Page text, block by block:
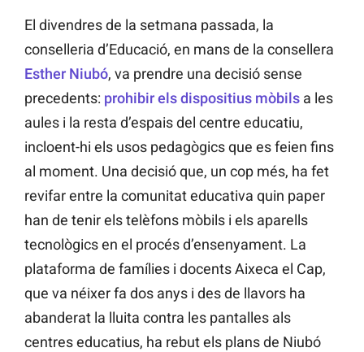
El divendres de la setmana passada, la
conselleria d’Educació, en mans de la consellera
Esther Niubó, va prendre una decisió sense
precedents: prohibir els dispositius mòbils a les
aules i la resta d’espais del centre educatiu,
incloent-hi els usos pedagògics que es feien fins
al moment. Una decisió que, un cop més, ha fet
revifar entre la comunitat educativa quin paper
han de tenir els telèfons mòbils i els aparells
tecnològics en el procés d’ensenyament. La
plataforma de famílies i docents Aixeca el Cap,
que va néixer fa dos anys i des de llavors ha
abanderat la lluita contra les pantalles als
centres educatius, ha rebut els plans de Niubó